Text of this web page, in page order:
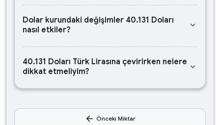
Dolar kurundaki değişimler 40.131 Doları
nasıl etkiler?
keyboard_arrow_down
40.131 Doları Türk Lirasına çevirirken nelere
dikkat etmeliyim?
keyboard_arrow_down
arrow_back Önceki Miktar